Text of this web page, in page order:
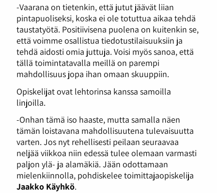
-Vaarana on tietenkin, että jutut jäävät liian
pintapuoliseksi, koska ei ole totuttua aikaa tehdä
taustatyötä. Positiivisena puolena on kuitenkin se,
että voimme osallistua tiedotustilaisuuksiin ja
tehdä aidosti omia juttuja. Voisi myös sanoa, että
tällä toimintatavalla meillä on parempi
mahdollisuus jopa ihan omaan skuuppiin.
Opiskelijat ovat lehtorinsa kanssa samoilla
linjoilla.
-Onhan tämä iso haaste, mutta samalla näen
tämän loistavana mahdollisuutena tulevaisuutta
varten. Jos nyt rehellisesti peilaan seuraavaa
neljää viikkoa niin edessä tulee olemaan varmasti
paljon ylä- ja alamäkiä. Jään odottamaan
mielenkiinnolla, pohdiskelee toimittajaopiskelija
Jaakko Käyhkö.